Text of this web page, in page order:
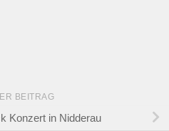
BEITRAG
Konzert in Nidderau